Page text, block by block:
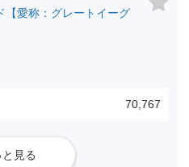
【愛称：グレートイーグ
70,767
と見る